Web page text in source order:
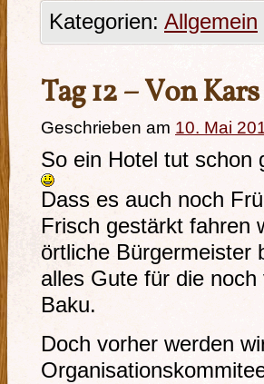
Kategorien: Allgemein
Tag 12 – Von
Geschrieben am 10. Mai
So ein Hotel tut schon
Dass es auch noch
Frisch gestärkt fahren
örtliche Bürgermeister
alles Gute für die
Baku.
Doch vorher werden